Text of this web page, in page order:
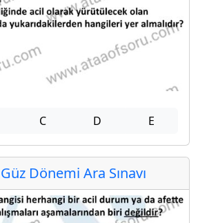
C D E
Dönemi Ara Sınavı